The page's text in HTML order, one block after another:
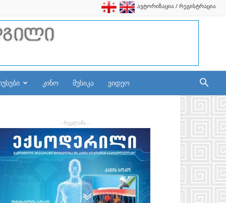
ავტორიზაცია / რეგისტრაცია
კინო მუსიკა ვიდეო
- რეკლამა -